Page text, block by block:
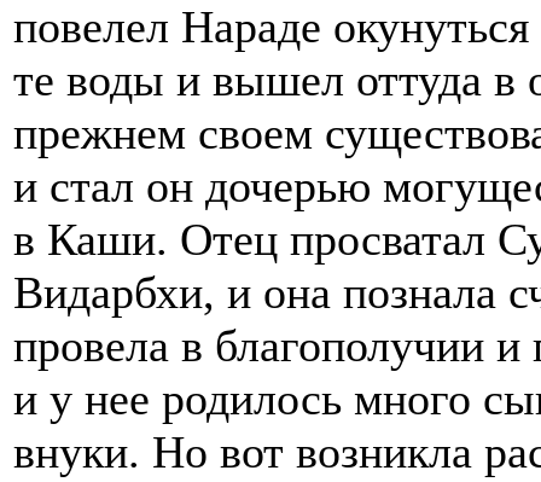
повелел Нараде
те воды и вышел оттуда в
прежнем своем
и стал он дочерью
в Каши. Отец просватал
Видарбхи, и она познала
провела в благополучии
и у нее родилось много
внуки. Но вот возникла